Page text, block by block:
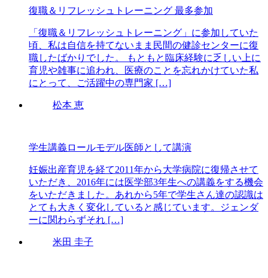
復職＆リフレッシュトレーニング 最多参加
「復職＆リフレッシュトレーニング」に参加していた
頃、私は自信を持てないまま民間の健診センターに復
職したばかりでした。 もともと臨床経験に乏しい上に
育児や雑事に追われ、医療のことを忘れかけていた私
にとって、ご活躍中の専門家 […]
松本 恵
学生講義ロールモデル医師として講演
妊娠出産育児を経て2011年から大学病院に復帰させて
いただき、2016年には医学部3年生への講義をする機会
をいただきました。あれから5年で学生さん達の認識は
とても大きく変化していると感じています。ジェンダ
ーに関わらずそれ […]
米田 圭子